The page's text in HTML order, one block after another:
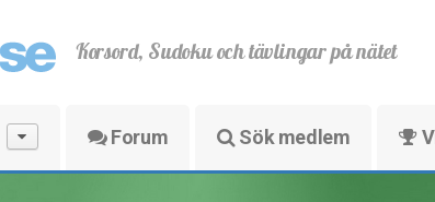
Korsord, Sudoku och tävlingar på nätet
Forum Sök medlem